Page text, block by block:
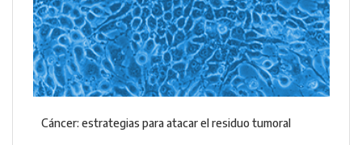
Cáncer: estrategias para atacar el residuo tumoral